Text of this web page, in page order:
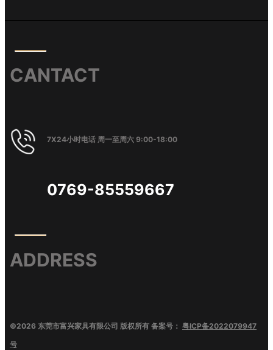
CANTACT
7X24小时电话 周一至周六 9:00-18:00
0769-85559667
ADDRESS
©2026 东莞市富兴家具有限公司 版权所有 备案号： 粤ICP备2022079947
号